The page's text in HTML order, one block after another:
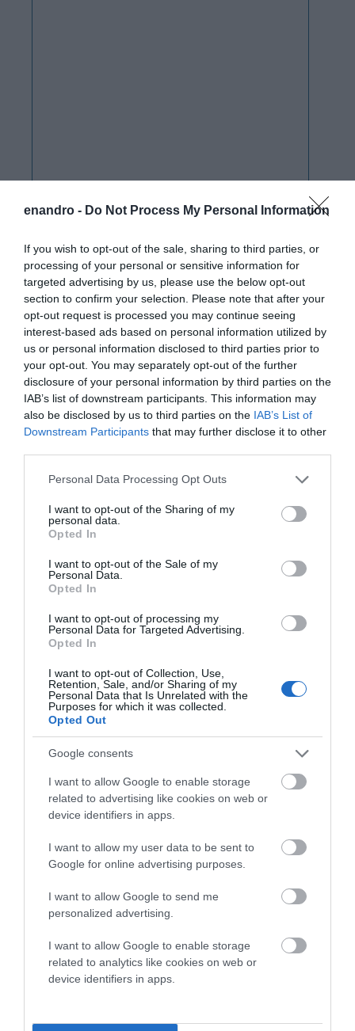
enandro - Do Not Process My Personal Information
If you wish to opt-out of the sale, sharing to third parties, or
processing of your personal or sensitive information for
targeted advertising by us, please use the below opt-out
section to confirm your selection. Please note that after your
opt-out request is processed you may continue seeing
interest-based ads based on personal information utilized by
us or personal information disclosed to third parties prior to
your opt-out. You may separately opt-out of the further
disclosure of your personal information by third parties on the
IAB’s list of downstream participants. This information may
also be disclosed by us to third parties on the IAB’s List of
Downstream Participants that may further disclose it to other
Please note that this website/app uses one or more Google
not limited to your visit or usage behaviour. You may click to
grant or deny consent to Google and its third-party tags to
use your data for below specified purposes in below Google
consent section.
Personal Data Processing Opt Outs
I want to opt-out of the Sharing of my
personal data.
Opted In
I want to opt-out of the Sale of my
Personal Data.
Opted In
I want to opt-out of processing my
Personal Data for Targeted Advertising.
Opted In
I want to opt-out of Collection, Use,
Retention, Sale, and/or Sharing of my
Personal Data that Is Unrelated with the
Purposes for which it was collected.
Opted Out
Google consents
I want to allow Google to enable storage
related to advertising like cookies on web or
device identifiers in apps.
I want to allow my user data to be sent to
Google for online advertising purposes.
I want to allow Google to send me
personalized advertising.
I want to allow Google to enable storage
related to analytics like cookies on web or
device identifiers in apps.
Προτεινόμενα άρθρα
Η Φιλαρμονική του Μουσικού Συλλόγου Άνδρου τίμησε
Απαράδεκτη εμπειρία στη Ραφήνα. Φωτογραφίες από
Η ΥΔΡΟΦΟΡΑ ΤΟΥ ΕΠΑΡΧΕΙΟΥ ΧΑΘΗΚΕ! ΟΠΩΣ
ΧΑΘΗΚΑΝ ΚΑΙ ΟΙ ΑΣΦΑΛΤΟΣΤΡΩΣΕΙΣ ΤΟΥ
ΕΠΑΡΧΕΙΟΥ! ΟΙ ΕΥΘΥΝΕΣ ΟΜΩΣ
ΠΑΡΑΜΕΝΟΥΝ…